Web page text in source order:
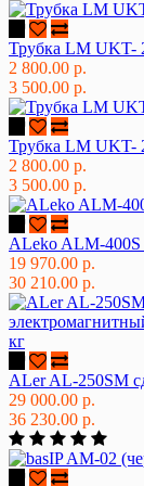
Трубка LM
2 800.00 р.
3 500.00 р.
Трубка LM
2 800.00 р.
3 500.00 р.
ALeko ALM-400S
19 970.00 р.
30 210.00 р.
ALer AL-250SM
29 000.00 р.
36 230.00 р.